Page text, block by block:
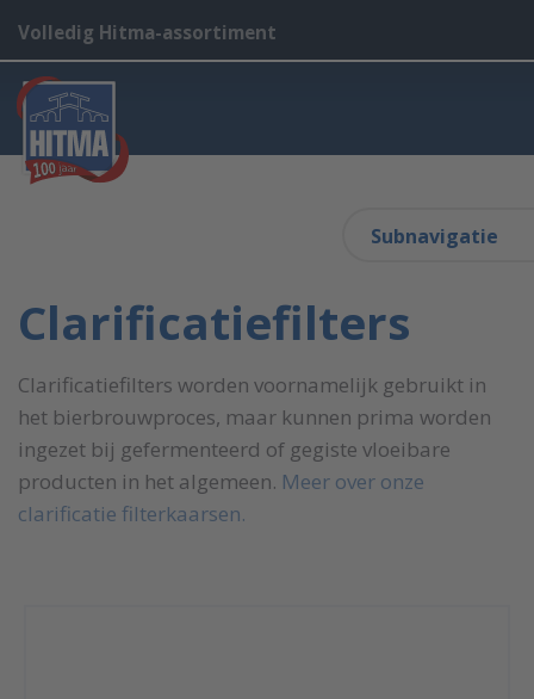
Volledig Hitma-assortiment
Subnavigatie
Clarificatiefilters
Clarificatiefilters worden voornamelijk gebruikt in
het bierbrouwproces, maar kunnen prima worden
ingezet bij gefermenteerd of gegiste vloeibare
producten in het algemeen. Meer over onze
clarificatie filterkaarsen.